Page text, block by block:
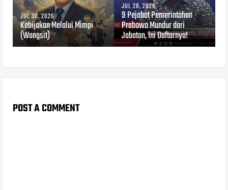
JUL 30, 2026
Kebijakan Melalui Mimpi
(Wangsit)
JUL 28, 2026
9 Pejabat Pemerintahan
Prabowo Mundur dari
Jabatan, Ini Daftarnya!
POST A COMMENT